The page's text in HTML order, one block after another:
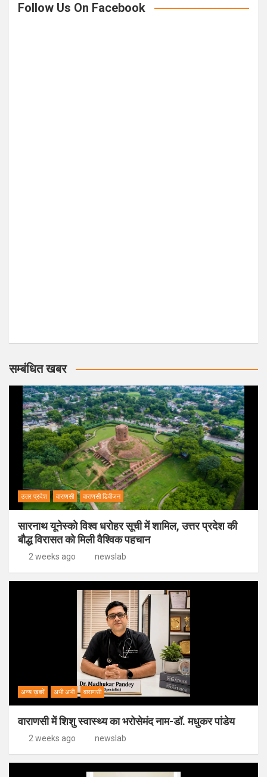
Follow Us On Facebook
सम्बंधित खबर
उत्तर प्रदेश वाराणसी वाराणसी डिवीजन
सारनाथ यूनेस्को विश्व धरोहर सूची में शामिल, उत्तर प्रदेश की
बौद्ध विरासत को मिली वैश्विक पहचान
2 weeks ago newslab
अन्य ख़बरें अभी अभी वाराणसी
वाराणसी में शिशु स्वास्थ्य का भरोसेमंद नाम-डॉ. मधुकर पांडेय
2 weeks ago newslab